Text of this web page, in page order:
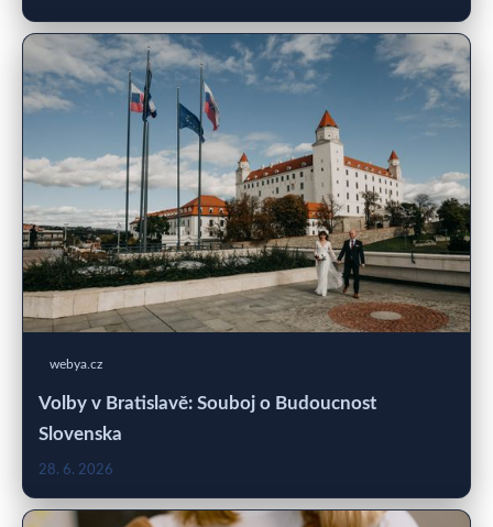
webya.cz
Volby v Bratislavě: Souboj o Budoucnost
Slovenska
28. 6. 2026